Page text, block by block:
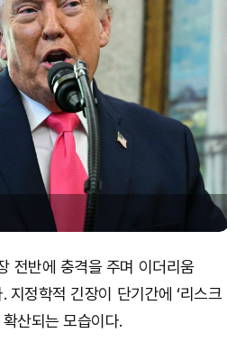
전반에 충격을 주며 이더리움
정학적 긴장이 단기간에 ‘리스크
산되는 모습이다.